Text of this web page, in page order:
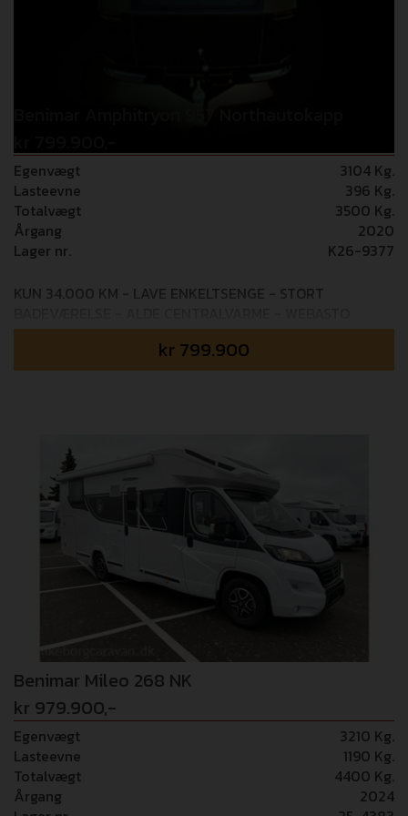
Egenvægt
3104 Kg.
Lasteevne
396 Kg.
Totalvægt
3500 Kg.
Årgang
2020
Lager nr.
K26-9377
KUN 34.000 KM - LAVE ENKELTSENGE - STORT
DIESELFYR - MASSER AF UDSTYR/TILBEHØR Flot og
velholdt Benimar vinter autocamper med automatgear
og 160 HK motor og masser af udstyr og tilbehør:
hejs, Ny 11" Alpine radio med carplay, TRUMA Duo-
kontrol, FMT TV med soundbar, service, glas, bestik, stole,
bord, kabler, 2 x gasflasker m.m. Tandrem skiftet ifb med
service 9/2025. Vi tager forbehold for fejl i opstillingen!
kr 799.900
Benimar Mileo 268 NK
kr 979.900,-
Egenvægt
3210 Kg.
Lasteevne
1190 Kg.
Totalvægt
4400 Kg.
Årgang
2024